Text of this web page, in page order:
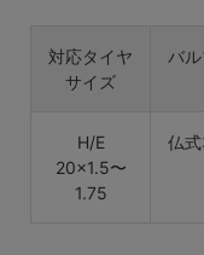
対応タイヤ
サイズ
バ
H/E
20×1.5〜
1.75
仏